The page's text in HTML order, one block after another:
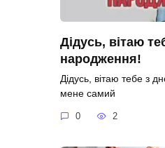
Дідусь, вітаю
народження!
Дідусь, вітаю тебе з
мене самий
0 2